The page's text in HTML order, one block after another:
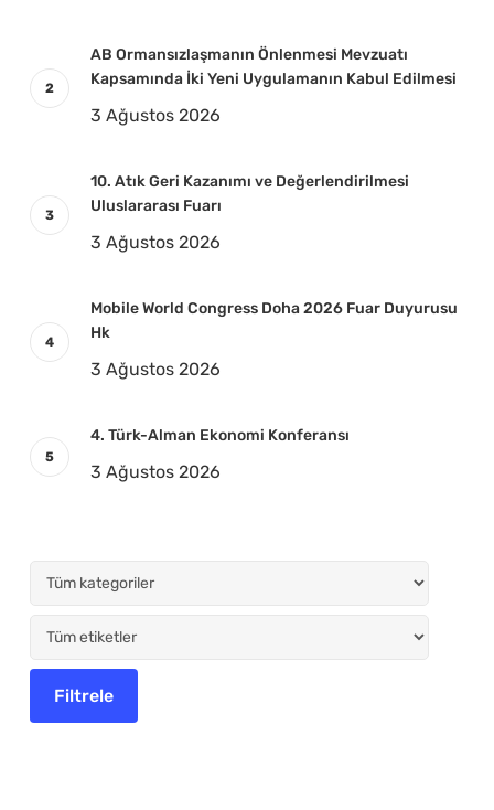
AB Ormansızlaşmanın Önlenmesi Mevzuatı
Kapsamında İki Yeni Uygulamanın Kabul Edilmesi
3 Ağustos 2026
10. Atık Geri Kazanımı ve Değerlendirilmesi
Uluslararası Fuarı
3 Ağustos 2026
Mobile World Congress Doha 2026 Fuar Duyurusu
Hk
3 Ağustos 2026
4. Türk-Alman Ekonomi Konferansı
3 Ağustos 2026